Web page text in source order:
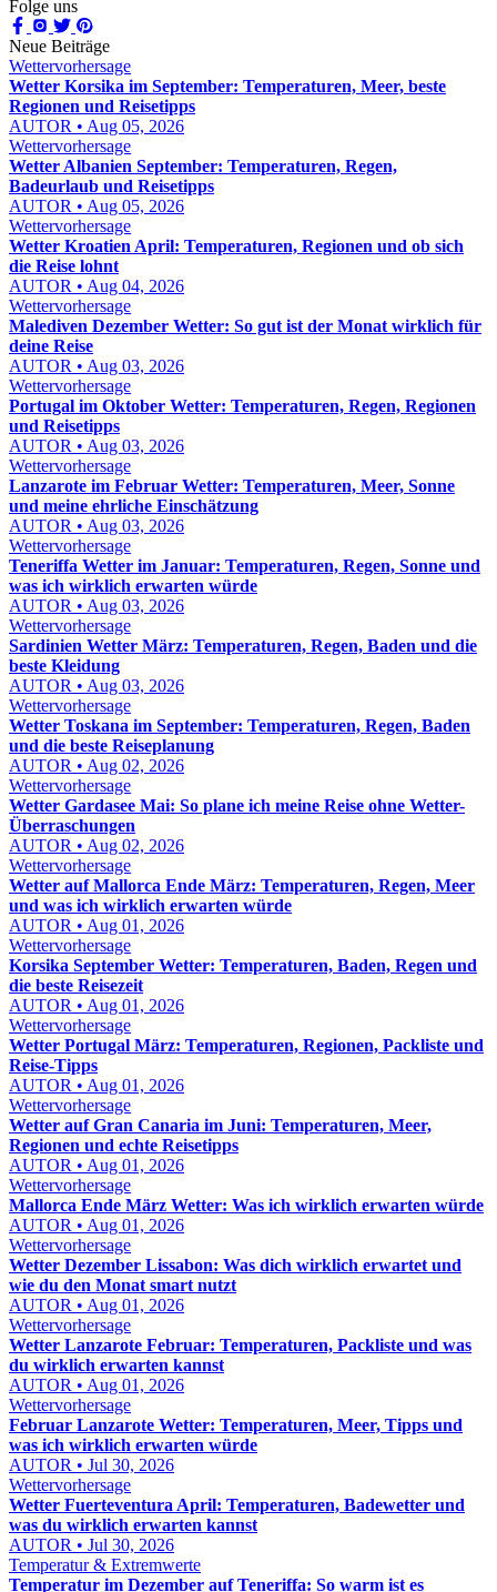
Folge uns
Neue Beiträge
Wettervorhersage
Wetter Korsika im September: Temperaturen, Meer, beste
Regionen und Reisetipps
AUTOR • Aug 05, 2026
Wettervorhersage
Wetter Albanien September: Temperaturen, Regen,
Badeurlaub und Reisetipps
AUTOR • Aug 05, 2026
Wettervorhersage
Wetter Kroatien April: Temperaturen, Regionen und ob sich
die Reise lohnt
AUTOR • Aug 04, 2026
Wettervorhersage
Malediven Dezember Wetter: So gut ist der Monat wirklich für
deine Reise
AUTOR • Aug 03, 2026
Wettervorhersage
Portugal im Oktober Wetter: Temperaturen, Regen, Regionen
und Reisetipps
AUTOR • Aug 03, 2026
Wettervorhersage
Lanzarote im Februar Wetter: Temperaturen, Meer, Sonne
und meine ehrliche Einschätzung
AUTOR • Aug 03, 2026
Wettervorhersage
Teneriffa Wetter im Januar: Temperaturen, Regen, Sonne und
was ich wirklich erwarten würde
AUTOR • Aug 03, 2026
Wettervorhersage
Sardinien Wetter März: Temperaturen, Regen, Baden und die
beste Kleidung
AUTOR • Aug 03, 2026
Wettervorhersage
Wetter Toskana im September: Temperaturen, Regen, Baden
und die beste Reiseplanung
AUTOR • Aug 02, 2026
Wettervorhersage
Wetter Gardasee Mai: So plane ich meine Reise ohne Wetter-
Überraschungen
AUTOR • Aug 02, 2026
Wettervorhersage
Wetter auf Mallorca Ende März: Temperaturen, Regen, Meer
und was ich wirklich erwarten würde
AUTOR • Aug 01, 2026
Wettervorhersage
Korsika September Wetter: Temperaturen, Baden, Regen und
die beste Reisezeit
AUTOR • Aug 01, 2026
Wettervorhersage
Wetter Portugal März: Temperaturen, Regionen, Packliste und
Reise-Tipps
AUTOR • Aug 01, 2026
Wettervorhersage
Wetter auf Gran Canaria im Juni: Temperaturen, Meer,
Regionen und echte Reisetipps
AUTOR • Aug 01, 2026
Wettervorhersage
Mallorca Ende März Wetter: Was ich wirklich erwarten würde
AUTOR • Aug 01, 2026
Wettervorhersage
Wetter Dezember Lissabon: Was dich wirklich erwartet und
wie du den Monat smart nutzt
AUTOR • Aug 01, 2026
Wettervorhersage
Wetter Lanzarote Februar: Temperaturen, Packliste und was
du wirklich erwarten kannst
AUTOR • Aug 01, 2026
Wettervorhersage
Februar Lanzarote Wetter: Temperaturen, Meer, Tipps und
was ich wirklich erwarten würde
AUTOR • Jul 30, 2026
Wettervorhersage
Wetter Fuerteventura April: Temperaturen, Badewetter und
was du wirklich erwarten kannst
AUTOR • Jul 30, 2026
Temperatur & Extremwerte
Temperatur im Dezember auf Teneriffa: So warm ist es